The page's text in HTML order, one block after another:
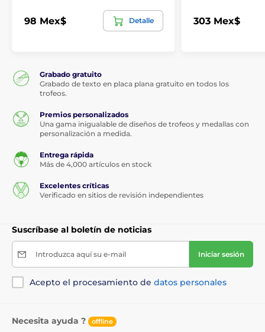
98 Mex$ Detalle 303 Mex$
Grabado gratuito
Grabado de texto en placa plana gratuito en todos los
trofeos.
Premios personalizados
Una gama inigualable de diseños de trofeos y medallas con
personalización a medida.
Entrega rápida
Más de 4,000 artículos en stock
Excelentes críticas
Verificado en sitios de revisión independientes
Suscríbase al boletín de noticias
Introduzca aquí su e-mail Iniciar sesión
Acepto el procesamiento de datos personales
Necesita ayuda ? offline